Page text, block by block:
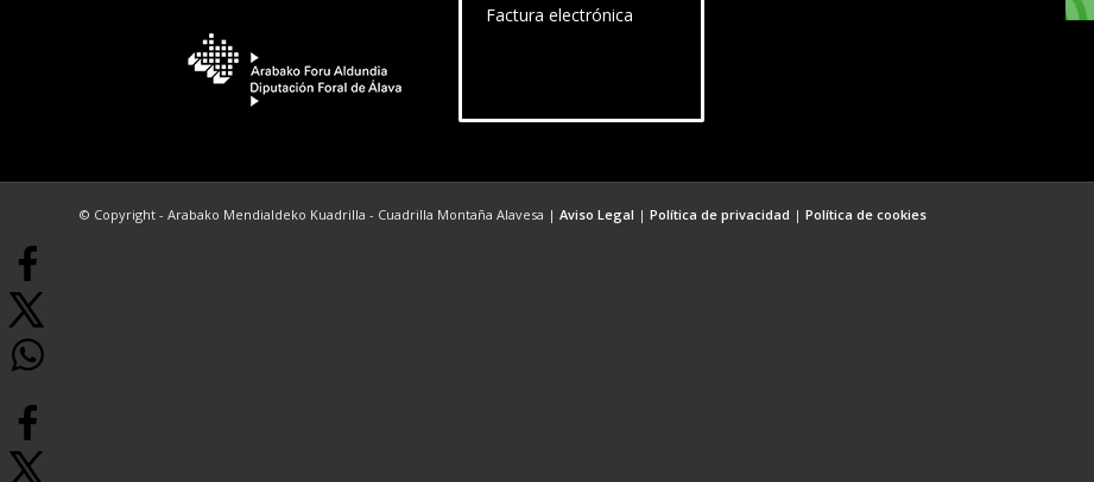
Factura electrónica
© Copyright - Arabako Mendialdeko Kuadrilla - Cuadrilla Montaña Alavesa | Aviso Legal | Política de privacidad | Política de cookies